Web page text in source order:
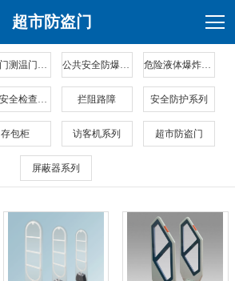
超市防盗门
安检门测温门系列 公共安全防爆产品 危险液体爆炸物检测仪
车辆安全检查系列 拦阻路障 安全防护系列
存包柜 访客机系列 超市防盗门
屏蔽器系列